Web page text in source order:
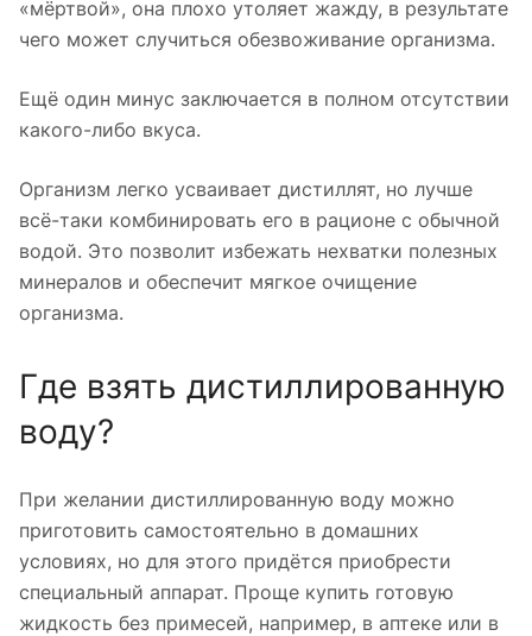
«мёртвой», она плохо утоляет жажду, в результате
чего может случиться обезвоживание организма.
Ещё один минус заключается в полном отсутствии
какого-либо вкуса.
Организм легко усваивает дистиллят, но лучше
всё-таки комбинировать его в рационе с обычной
водой. Это позволит избежать нехватки полезных
минералов и обеспечит мягкое очищение
организма.
Где взять дистиллированную
воду?
При желании дистиллированную воду можно
приготовить самостоятельно в домашних
условиях, но для этого придётся приобрести
специальный аппарат. Проще купить готовую
жидкость без примесей, например, в аптеке или в